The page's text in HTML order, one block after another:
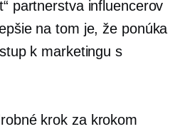
partnerstva influencerov
na tom je, že ponúka
k marketingu s
krok za krokom